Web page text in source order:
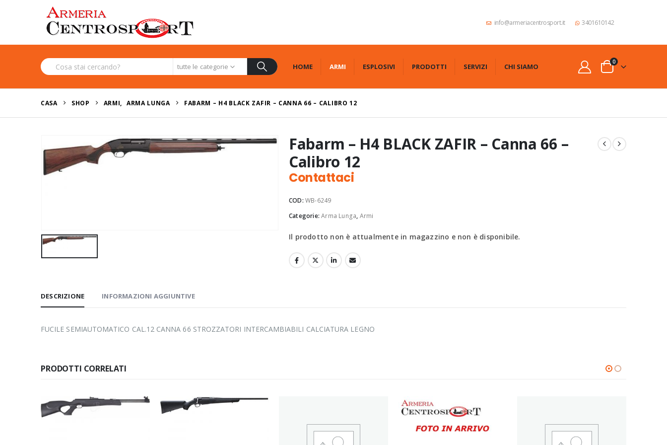
info@armeriacentrosport.it 3401610142
tutte le categorie HOME ARMI ESPLOSIVI PRODOTTI SERVIZI CHI SIAMO
0
CASA SHOP ARMI, ARMA LUNGA FABARM – H4 BLACK ZAFIR – CANNA 66 – CALIBRO 12
Fabarm – H4 BLACK ZAFIR – Canna 66 –
Calibro 12
Contattaci
COD: WB-6249
Categorie:Arma Lunga, Armi
Il prodotto non è attualmente in magazzino e non è disponibile.
DESCRIZIONE INFORMAZIONI AGGIUNTIVE
FUCILE SEMIAUTOMATICO CAL.12 CANNA 66 STROZZATORI INTERCAMBIABILI CALCIATURA LEGNO
PRODOTTI CORRELATI